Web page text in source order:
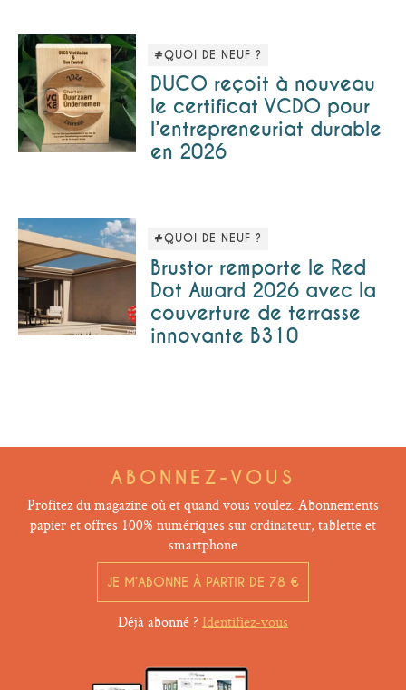
#QUOI DE NEUF ?
DUCO reçoit à nouveau
le certificat VCDO pour
l’entrepreneuriat durable
en 2026
#QUOI DE NEUF ?
Brustor remporte le Red
Dot Award 2026 avec la
couverture de terrasse
innovante B310
ABONNEZ-VOUS
Profitez du magazine où et quand vous voulez. Abonnements
papier et offres 100% numériques sur ordinateur, tablette et
smartphone
JE M’ABONNE À PARTIR DE 78 €
Déjà abonné ? Identifiez-vous